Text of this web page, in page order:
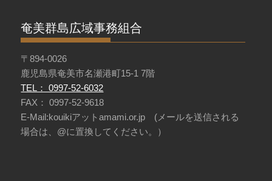
奄美群島広域事務組合
〒894-0026
鹿児島県奄美市名瀬港町15-1 7階
TEL： 0997-52-6032
FAX： 0997-52-9618
E-Mail:kouikiアットamami.or.jp (メールを送信される
場合は、@に置換してください。）